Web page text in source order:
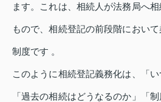
ます。これは、相続人が法務局へ
もので、相続登記の前段階におい
制度です 。
このように相続登記義務化は、「い
「過去の相続はどうなるのか」「